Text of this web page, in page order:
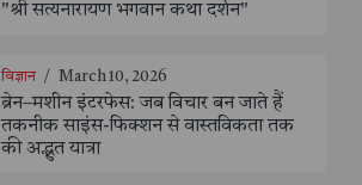
"श्री सत्यनारायण भगवान कथा दर्शन"
विज्ञान / March 10, 2026
ब्रेन–मशीन इंटरफेस: जब विचार बन जाते हैं
तकनीक साइंस-फिक्शन से वास्तविकता तक
की अद्भुत यात्रा